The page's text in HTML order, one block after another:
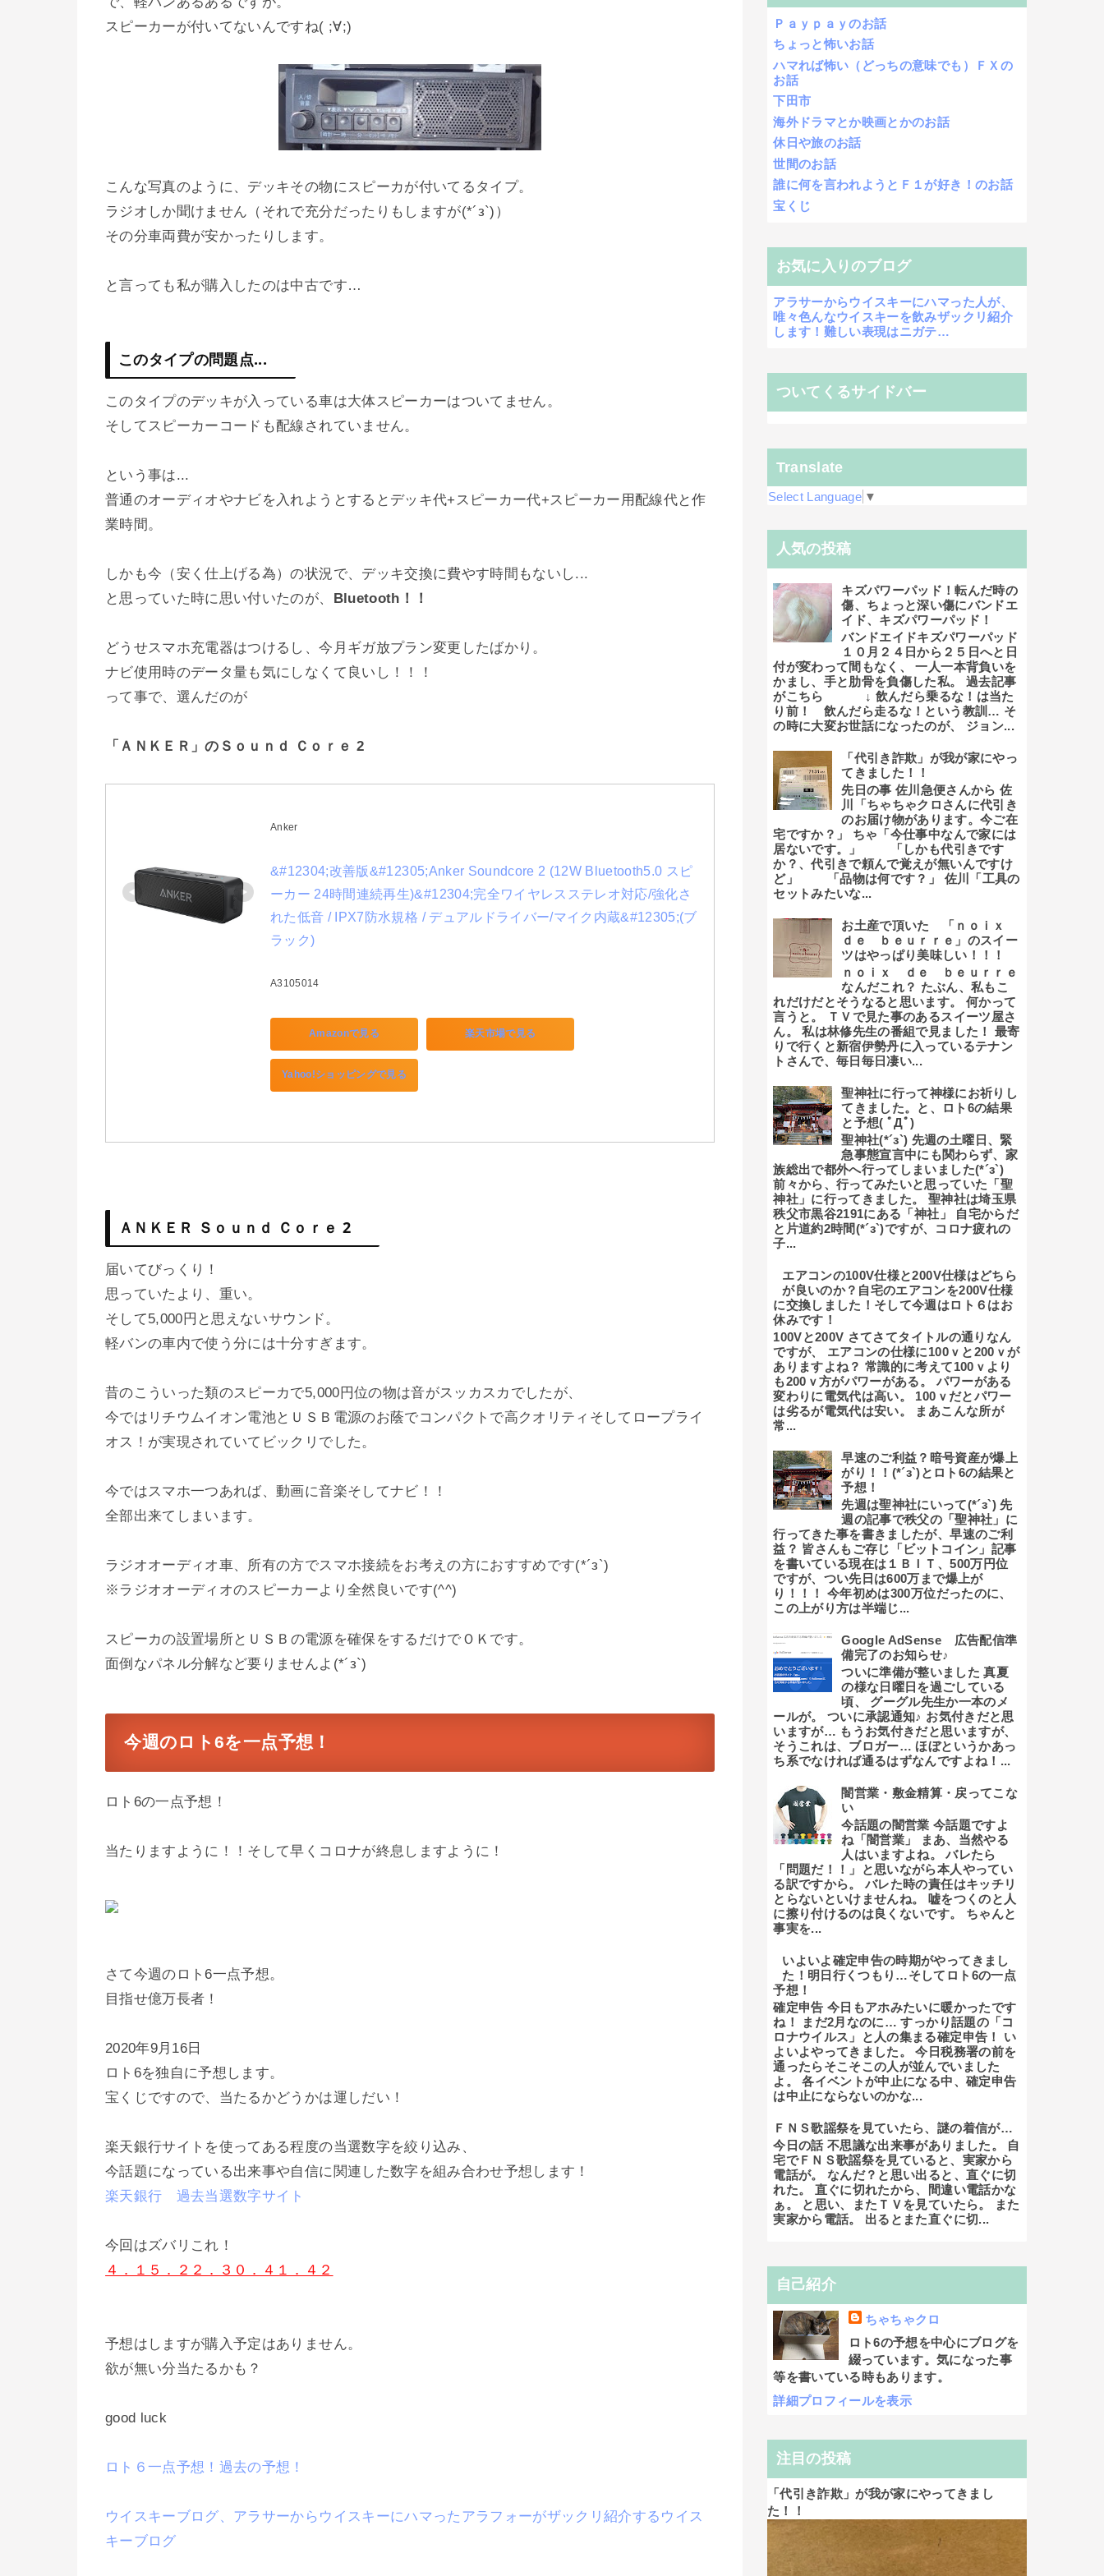
スピーカーが付いてないんですね( ;∀;)
こんな写真のように、デッキその物にスピーカが付いてるタイプ。
ラジオしか聞けません（それで充分だったりもしますが(*´з`)）
その分車両費が安かったりします。
と言っても私が購入したのは中古です…
このタイプの問題点...
このタイプのデッキが入っている車は大体スピーカーはついてません。
そしてスピーカーコードも配線されていません。
という事は...
普通のオーディオやナビを入れようとするとデッキ代+スピーカー代+スピーカー用配線代と作
業時間。
しかも今（安く仕上げる為）の状況で、デッキ交換に費やす時間もないし...
と思っていた時に思い付いたのが、
Bluetooth！！
どうせスマホ充電器はつけるし、今月ギガ放プラン変更したばかり。
ナビ使用時のデータ量も気にしなくて良いし！！！
って事で、選んだのが
「ＡＮＫＥＲ」のＳｏｕｎｄ Ｃｏｒｅ 2
Anker
&#12304;改善版&#12305;Anker Soundcore 2 (12W Bluetooth5.0 スピ
ーカー 24時間連続再生)&#12304;完全ワイヤレスステレオ対応/強化さ
れた低音 / IPX7防水規格 / デュアルドライバー/マイク内蔵&#12305;(ブ
ラック)
A3105014
Amazonで見る 楽天市場で見る
Yahoo!ショッピングで見る
ＡＮＫＥＲ Ｓｏｕｎｄ Ｃｏｒｅ 2
届いてびっくり！
思っていたより、重い。
そして5,000円と思えないサウンド。
軽バンの車内で使う分には十分すぎます。
昔のこういった類のスピーカで5,000円位の物は音がスッカスカでしたが、
今ではリチウムイオン電池とＵＳＢ電源のお蔭でコンパクトで高クオリティそしてロープライ
オス！が実現されていてビックリでした。
今ではスマホ一つあれば、動画に音楽そしてナビ！！
全部出来てしまいます。
ラジオオーディオ車、所有の方でスマホ接続をお考えの方におすすめです(*´з`)
※ラジオオーディオのスピーカーより全然良いです(^^)
スピーカの設置場所と ＵＳＢの電源を確保をするだけでＯＫです。
面倒なパネル分解など要りませんよ(*´з`)
今週のロト6を一点予想！
ロト6の一点予想！
当たりますように！！そして早くコロナが終息しますように！
さて今週のロト6一点予想。
目指せ億万長者！
2020年9月16日
ロト6を独自に予想します。
宝くじですので、当たるかどうかは運しだい！
楽天銀行サイトを使ってある程度の当選数字を絞り込み、
今話題になっている出来事や自信に関連した数字を組み合わせ予想します！
楽天銀行 過去当選数字サイト
今回はズバリこれ！
４．１５．２２．３０．４１．４２
予想はしますが購入予定はありません。
欲が無い分当たるかも？
good luck
ロト６一点予想！過去の予想！
ウイスキーブログ、アラサーからウイスキーにハマったアラフォーがザックリ紹介するウイス
キーブログ
Ｐａｙｐａｙのお話
ちょっと怖いお話
ハマれば怖い（どっちの意味でも）ＦＸの
お話
下田市
海外ドラマとか映画とかのお話
休日や旅のお話
世間のお話
誰に何を言われようとＦ１が好き！のお話
宝くじ
お気に入りのブログ
アラサーからウイスキーにハマった人が、
唯々色んなウイスキーを飲みザックリ紹介
します！難しい表現はニガテ…
ついてくるサイドバー
Translate
Select Language ▼
人気の投稿
キズパワーパッド！転んだ時の
傷、ちょっと深い傷にバンドエ
イド、キズパワーパッド！
バンドエイドキズパワーパッド
１０月２４日から２５日へと日
付が変わって間もなく、 一人一本背負いを
かまし、手と肋骨を負傷した私。 過去記事
がこちら ↓ 飲んだら乗るな！は当た
り前！ 飲んだら走るな！という教訓… そ
の時に大変お世話になったのが、 ジョン...
「代引き詐欺」が我が家にやっ
てきました！！
先日の事 佐川急便さんから 佐
川「ちゃちゃクロさんに代引き
のお届け物があります。今ご在
宅ですか？」 ちゃ「今仕事中なんで家には
居ないです。」 「しかも代引きです
か？、代引きで頼んで覚えが無いんですけ
ど」 「品物は何です？」 佐川「工具の
セットみたいな...
お土産で頂いた 「ｎｏｉｘ
ｄｅ ｂｅｕｒｒｅ」のスイー
ツはやっぱり美味しい！！！
ｎｏｉｘ ｄｅ ｂｅｕｒｒｅ
なんだこれ？ たぶん、私もこ
れだけだとそうなると思います。 何かって
言うと。 ＴＶで見た事のあるスイーツ屋さ
ん。 私は林修先生の番組で見ました！ 最寄
りで行くと新宿伊勢丹に入っているテナン
トさんで、毎日毎日凄い...
聖神社に行って神様にお祈りし
てきました。と、ロト6の結果
と予想( ﾟДﾟ)
聖神社(*´з`) 先週の土曜日、緊
急事態宣言中にも関わらず、家
族総出で都外へ行ってしまいました(*´з`)
前々から、行ってみたいと思っていた「聖
神社」に行ってきました。 聖神社は埼玉県
秩父市黒谷2191にある「神社」 自宅からだ
と片道約2時間(*´з`)ですが、コロナ疲れの
子...
エアコンの100V仕様と200V仕様はどちら
が良いのか？自宅のエアコンを200V仕様
に交換しました！そして今週はロト６はお
休みです！
100Vと200V さてさてタイトルの通りなん
ですが、 エアコンの仕様に100ｖと200ｖが
ありますよね？ 常識的に考えて100ｖより
も200ｖ方がパワーがある。 パワーがある
変わりに電気代は高い。 100ｖだとパワー
は劣るが電気代は安い。 まあこんな所が
常...
早速のご利益？暗号資産が爆上
がり！！(*´з`)とロト6の結果と
予想！
先週は聖神社にいって(*´з`) 先
週の記事で秩父の「聖神社」に
行ってきた事を書きましたが、早速のご利
益？ 皆さんもご存じ「ビットコイン」記事
を書いている現在は１ＢＩＴ、500万円位
ですが、つい先日は600万まで爆上が
り！！！ 今年初めは300万位だったのに、
この上がり方は半端じ...
Google AdSense 広告配信準
備完了のお知らせ♪
ついに準備が整いました 真夏
の様な日曜日を過ごしている
頃、 グーグル先生か一本のメ
ールが。 ついに承認通知♪ お気付きだと思
いますが… もうお気付きだと思いますが、
そうこれは、ブロガー… ほぼというかあっ
ち系でなければ通るはずなんですよね！...
闇営業・敷金精算・戻ってこな
い
今話題の闇営業 今話題ですよ
ね「闇営業」 まあ、当然やる
人はいますよね。 バレたら
「問題だ！！」と思いながら本人やってい
る訳ですから。 バレた時の責任はキッチリ
とらないといけませんね。 嘘をつくのと人
に擦り付けるのは良くないです。 ちゃんと
事実を...
いよいよ確定申告の時期がやってきまし
た！明日行くつもり…そしてロト6の一点
予想！
確定申告 今日もアホみたいに暖かったです
ね！ まだ2月なのに… すっかり話題の「コ
ロナウイルス」と人の集まる確定申告！ い
よいよやってきました。 今日税務署の前を
通ったらそこそこの人が並んでいました
よ。 各イベントが中止になる中、確定申告
は中止にならないのかな...
ＦＮＳ歌謡祭を見ていたら、謎の着信が…
今日の話 不思議な出来事がありました。 自
宅でＦＮＳ歌謡祭を見ていると、実家から
電話が。 なんだ？と思い出ると、直ぐに切
れた。 直ぐに切れたから、間違い電話かな
ぁ。 と思い、またＴＶを見ていたら。 また
実家から電話。 出るとまた直ぐに切...
自己紹介
ちゃちゃクロ
ロト6の予想を中心にブログを
綴っています。気になった事
等を書いている時もあります。
詳細プロフィールを表示
注目の投稿
「代引き詐欺」が我が家にやってきまし
た！！